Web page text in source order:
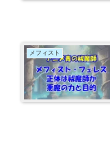
メフィスト